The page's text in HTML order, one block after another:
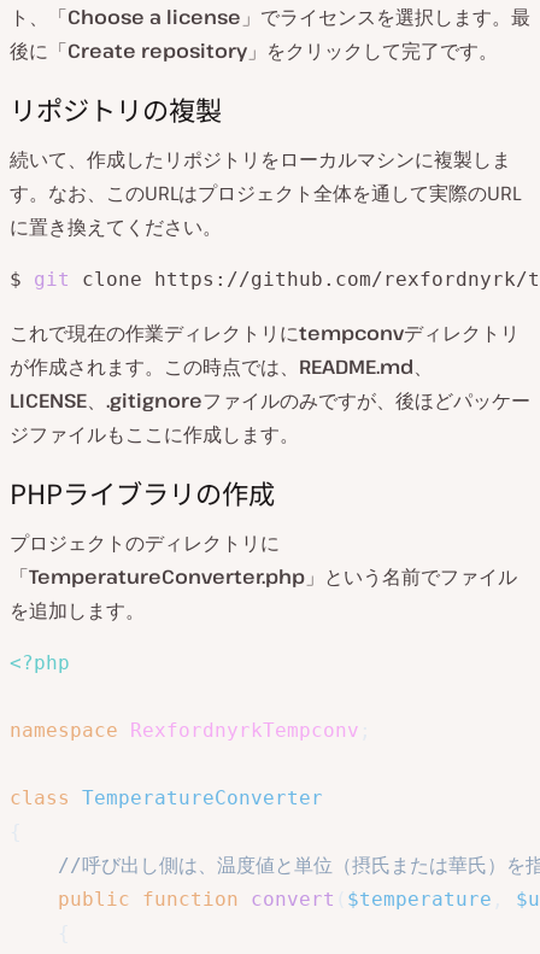
ト、「Choose a license 」でライセンスを選択します。最
後に「Create repository 」をクリックして完了です。
リポジトリの複製
続いて、作成したリポジトリをローカルマシンに複製しま
す。なお、このURLはプロジェクト全体を通して実際のURL
に置き換えてください。
$ git clone https://github.com/rexfordnyrk/
これで現在の作業ディレクトリにtempconvディレクトリ
が作成されます。この時点では、 README.md、
LICENSE、 .gitignoreファイルのみですが、後ほどパッケー
ジファイルもここに作成します。
PHPライブラリの作成
プロジェクトのディレクトリに
「TemperatureConverter.php 」という名前でファイル
を追加します。
<?php
namespace RexfordnyrkTempconv
class
TemperatureConverter
//呼び出し側は、温度値と単位（摂氏または華氏）を
public
function convert $temperature